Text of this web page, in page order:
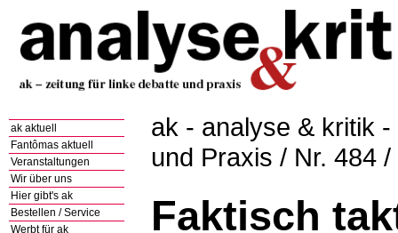
ak aktuell
Fantômas aktuell
Veranstaltungen
Wir über uns
Hier gibt's ak
Bestellen / Service
Werbt für ak
ak - analyse & kritik
und Praxis / Nr. 484
Faktisch